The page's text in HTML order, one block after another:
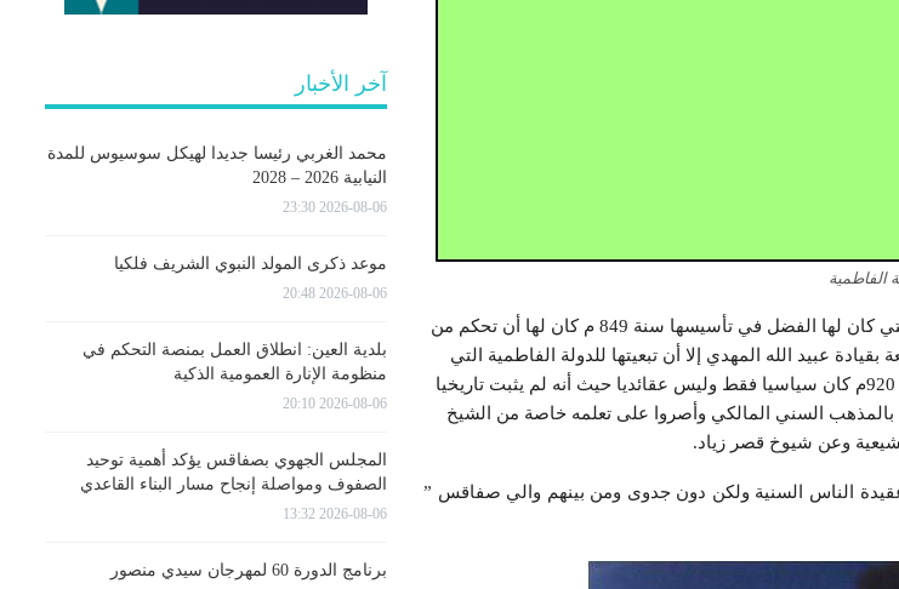
الفاطمية
بعد أن عاشت صفاقس 60 سنة تحت حكم الدولة الأغلبية التي كان لها الفضل في تأسيسها سنة 849 م كان لها أن تحكم من
عبيد الله المهدي إلا أن تبعيتها للدولة الفاطمية التي
كانت عاصمتها القيروان من (909 م ـ 920 م) ثم المهدية من 920م كان سياسيا فقط وليس عقائديا حيث أنه لم يثبت تاريخيا
السني المالكي وأصروا على تعلمه خاصة من الشيخ
وعن شيوخ قصر زياد.
عقيدة الناس السنية ولكن دون جدوى ومن بينهم والي صفاقس ”
آخر الأخبار
محمد الغربي رئيسا جديدا لهيكل سوسيوس للمدة
النيابية 2026 – 2028
2026-08-06 23:30
موعد ذكرى المولد النبوي الشريف فلكيا
2026-08-06 20:48
بلدية العين: انطلاق العمل بمنصة التحكم في
منظومة الإنارة العمومية الذكية
2026-08-06 20:10
المجلس الجهوي بصفاقس يؤكد أهمية توحيد
الصفوف ومواصلة إنجاح مسار البناء القاعدي
2026-08-06 13:32
برنامج الدورة 60 لمهرجان سيدي منصور